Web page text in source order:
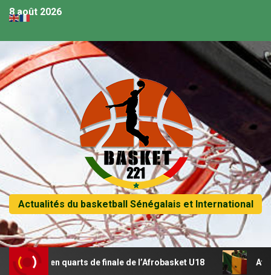
8 août 2026
Actualités du basketball Sénégalais et International
en quarts de finale de l’Afrobasket U18 Afrobasket